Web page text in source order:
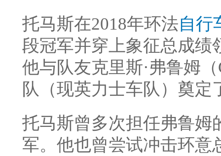
托马斯在2018年环法自行
段冠军并穿上象征总成绩
他与队友克里斯·弗鲁姆
队（现英力士车队）奠定
托马斯曾多次担任弗鲁姆
军。他也曾尝试冲击环意